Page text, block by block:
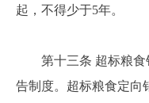
起，不得少于5年。
第十三条 超标粮
告制度。超标粮食定向